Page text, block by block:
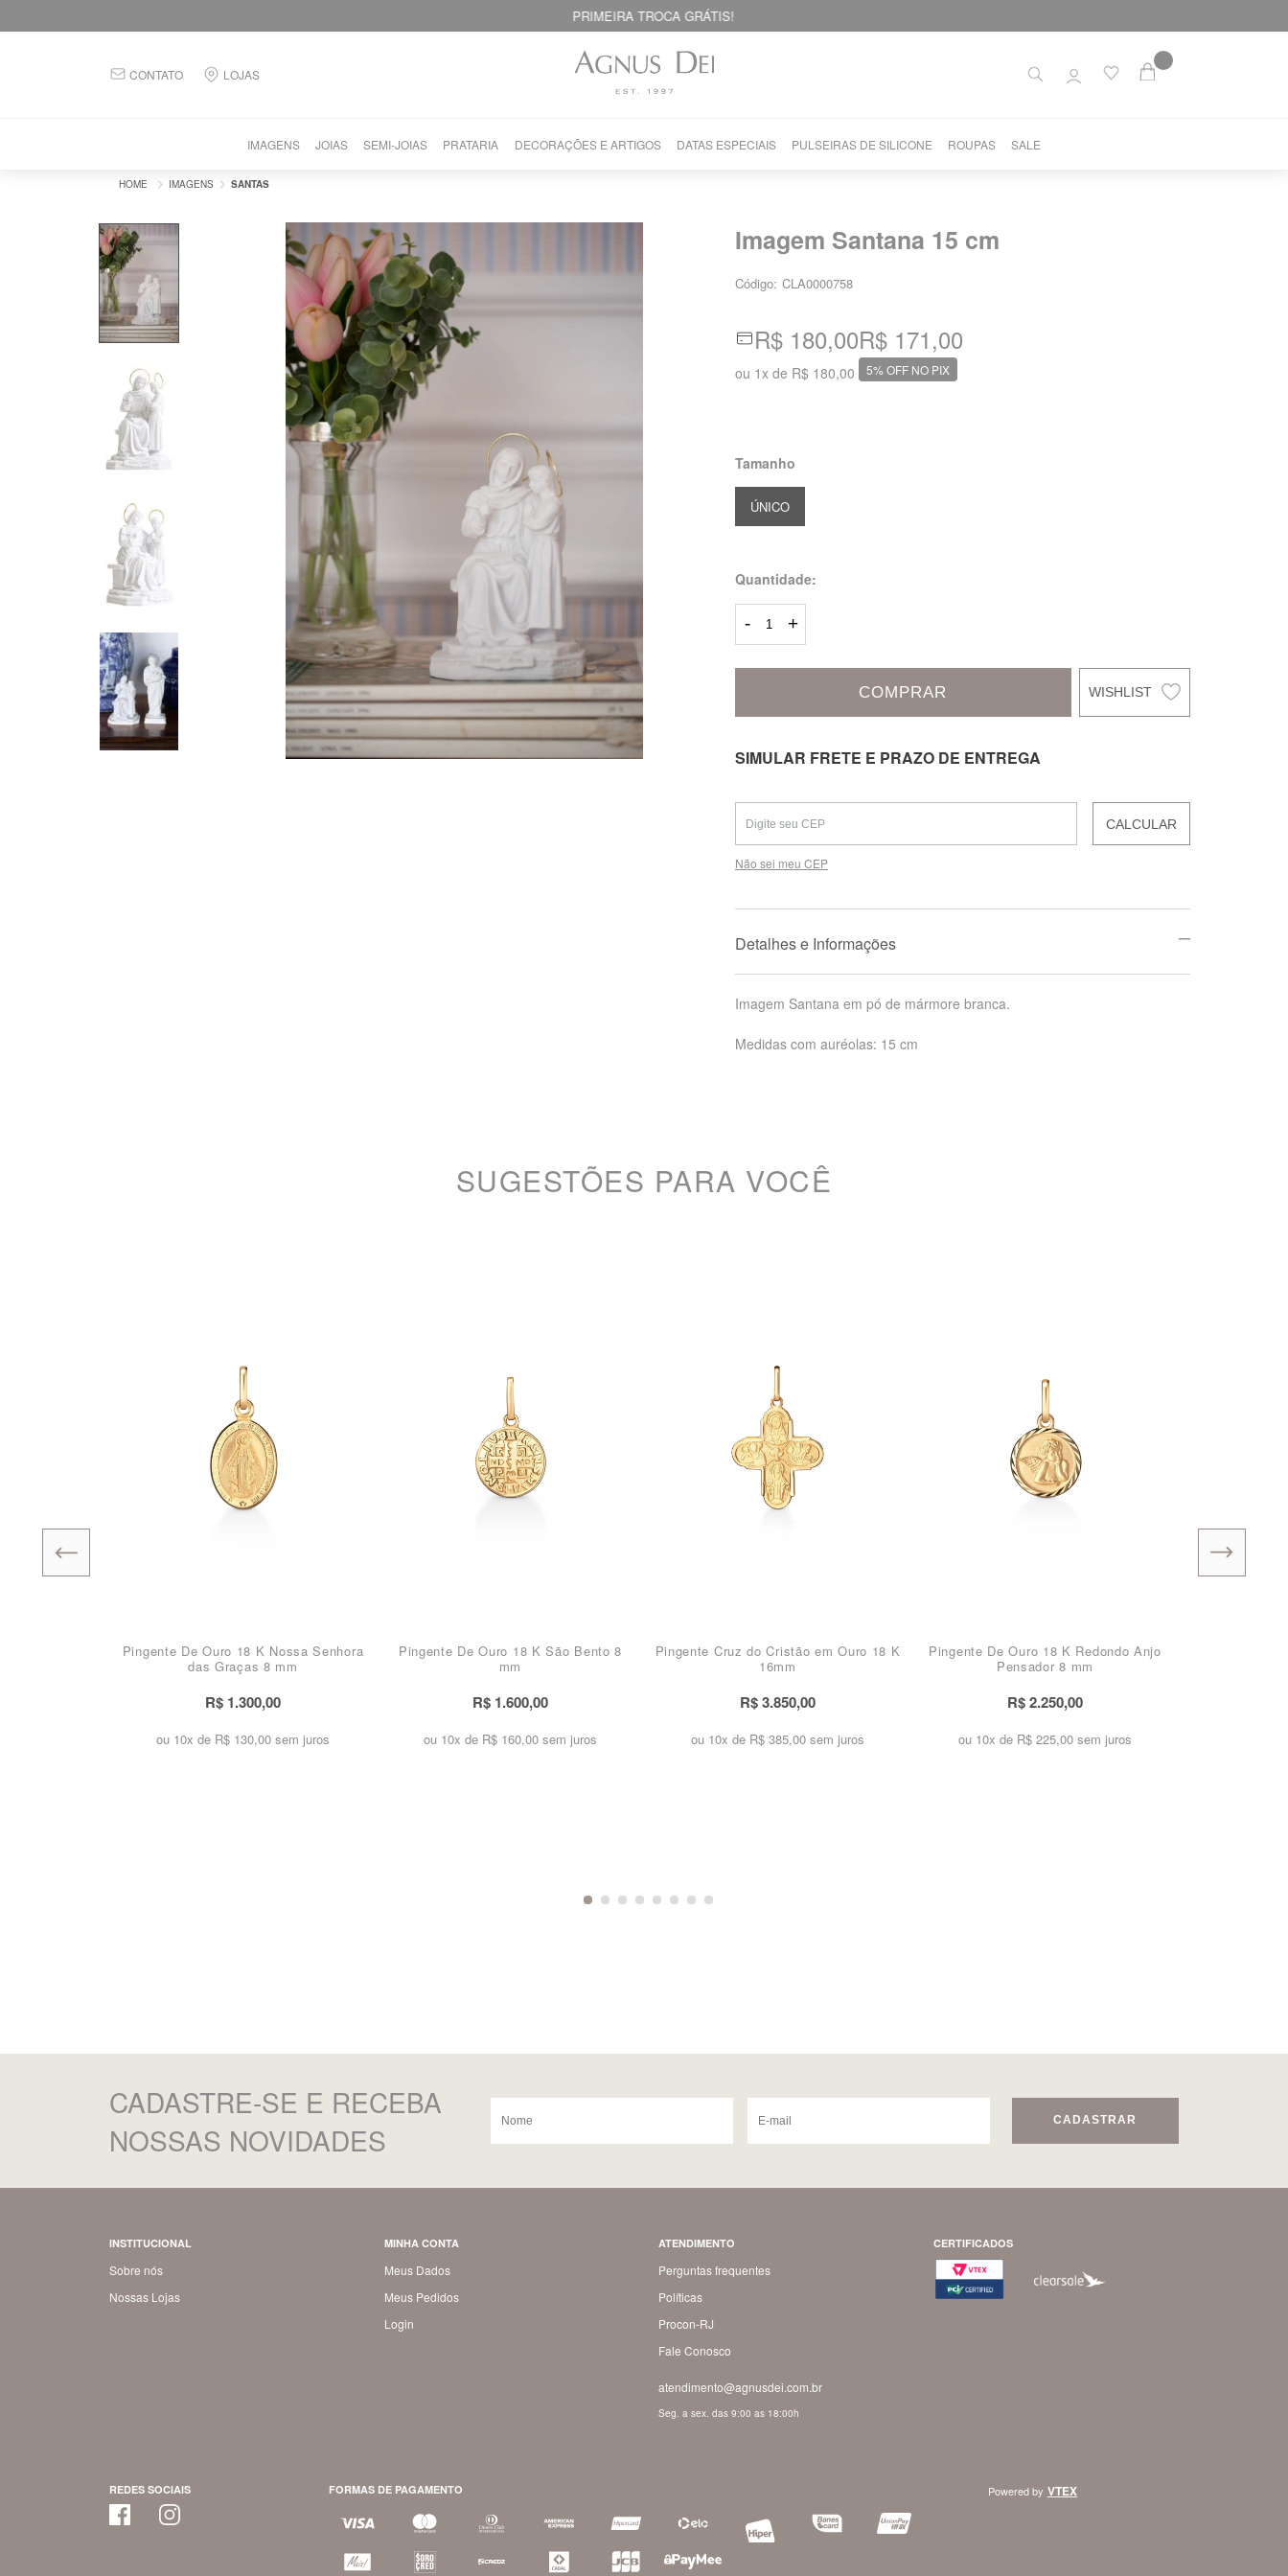
PRIMEIRA TROCA GRÁTIS!
CONTATO LOJAS
IMAGENS JOIAS SEMI-JOIAS PRATARIA DECORAÇÕES E ARTIGOS DATAS ESPECIAIS PULSEIRAS DE SILICONE ROUPAS SALE
IMAGENS SANTAS
Imagem Santana 15 cm
Código: CLA0000758
R$ 180,00
ou 1xde R$ 180,00
R$ 171,00
5% OFF NO PIX
Tamanho
ÚNICO
Quantidade:
- +
COMPRAR
SIMULAR FRETE E PRAZO DE ENTREGA
CALCULAR
Não sei meu CEP
Detalhes e Informações
Imagem Santana em pó de mármore branca.
Medidas com auréolas: 15 cm
SUGESTÕES PARA VOCÊ
Pingente De Ouro 18 K Nossa Senhora
das Graças 8 mm
R$ 1.300,00
ou 10x de R$ 130,00 sem juros
Pingente De Ouro 18 K São Bento 8
mm
R$ 1.600,00
ou 10x de R$ 160,00 sem juros
Pingente Cruz do Cristão em Ouro 18 K
16mm
R$ 3.850,00
ou 10x de R$ 385,00 sem juros
Pingente De Ouro 18 K Redondo Anjo
Pensador 8 mm
R$ 2.250,00
ou 10x de R$ 225,00 sem juros
CADASTRE-SE E RECEBA
NOSSAS NOVIDADES
CADASTRAR
INSTITUCIONAL
Sobre nós
Nossas Lojas
MINHA CONTA
Meus Dados
Meus Pedidos
Login
ATENDIMENTO
Perguntas frequentes
Políticas
Procon-RJ
Fale Conosco
atendimento@agnusdei.com.br
Seg. a sex. das 9:00 as 18:00h
CERTIFICADOS
REDES SOCIAIS FORMAS DE PAGAMENTO Powered by VTEX